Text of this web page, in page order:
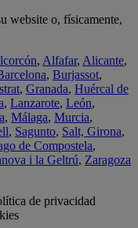
website o, físicamente,
, Alfafar, Alicante,
, Burjassot,
, Granada, Huércal de
, Lanzarote, León,
, Málaga, Murcia,
, Sagunto, Salt, Girona,
de Compostela,
i la Geltrú, Zaragoza
de privacidad